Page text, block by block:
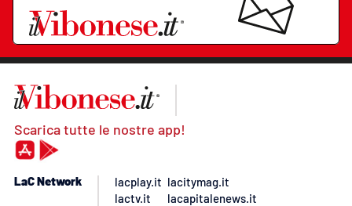
Scarica tutte le nostre app!
LaC Network
lacplay.it
lactv.it
lacitymag.it
lacapitalenews.it